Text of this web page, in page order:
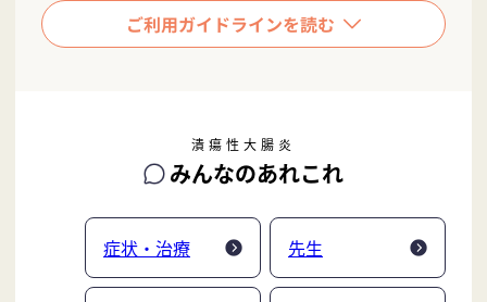
潰瘍性大腸炎
みんなのあれこれ
症状・治療 先生